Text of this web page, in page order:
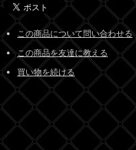
この商品について問い合わせる
この商品を友達に教える
買い物を続ける